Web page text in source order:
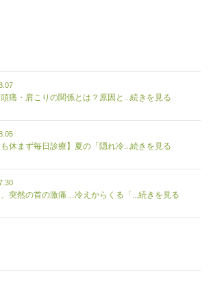
痛・肩こりの関係とは？原因と...続きを見る
も休まず毎日診療】夏の「隠れ冷...続きを見る
突然の首の激痛…冷えからくる「...続きを見る